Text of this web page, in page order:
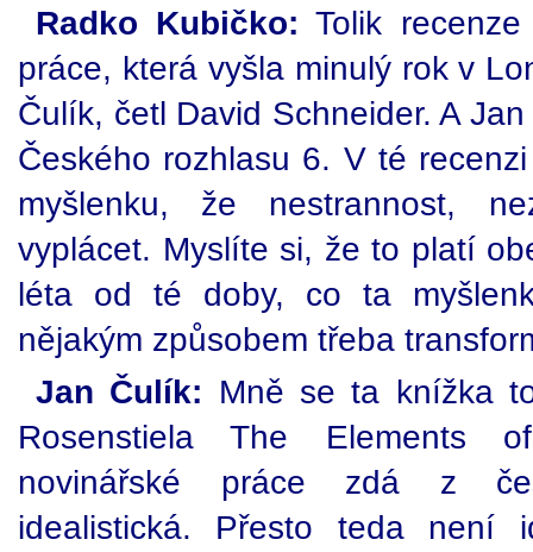
Radko Kubičko: Tolik
práce, která vyšla minulý rok v
Čulík, četl David Schneider. A
Českého rozhlasu 6. V té
myšlenku, že nestrannost,
vyplácet. Myslíte si, že to platí
léta od té doby, co ta
nějakým způsobem třeba
Jan Čulík: Mně se ta knížka
Rosenstiela The Elements
novinářské práce zdá z
idealistická. Přesto teda není